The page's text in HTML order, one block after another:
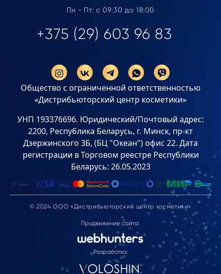
Пн - Пт: с 09:30 до 18:00
+375 (29) 603 96 83
Общество с ограниченной ответственностью
«Дистрибьюторский центр косметики»
УНП 193376696. Юридический/Почтовый адрес:
2200, Республика Беларусь, г. Минск, пр-кт
Дзержинского 3Б, (БЦ "Океан") офис 22. Дата
регистрации в Торговом реестре Республики
Беларусь: 26.05.2023
© 2024 ООО «Дистрибьюторский центр косметики»
Продвижение сайта:
Разработка: